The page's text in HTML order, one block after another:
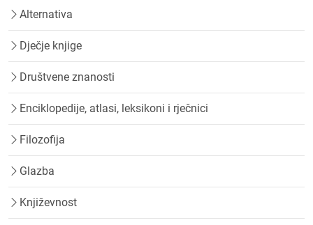
Alternativa
Dječje knjige
Društvene znanosti
Enciklopedije, atlasi, leksikoni i rječnici
Filozofija
Glazba
Književnost